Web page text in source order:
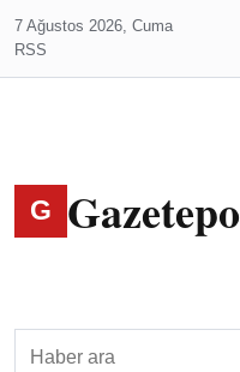
7 Ağustos 2026, Cuma
RSS
G